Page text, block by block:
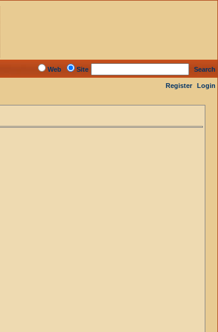
Web Site
Search
Register Login